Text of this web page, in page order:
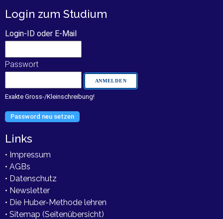
Login zum Studium
Login-ID oder E-Mail
Passwort
Exakte Gross-/Kleinschreibung!
Password neu setzen
Links
• Impressum
• AGBs
• Datenschutz
• Newsletter
• Die Huber-Methode lehren
• Sitemap (Seitenübersicht)